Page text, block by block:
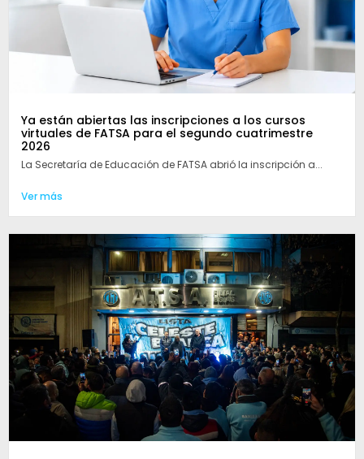
Ya están abiertas las inscripciones a los cursos
virtuales de FATSA para el segundo cuatrimestre
2026
La Secretaría de Educación de FATSA abrió la inscripción a...
Ver más